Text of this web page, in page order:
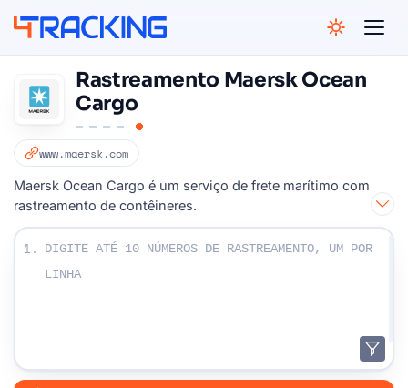
Rastreamento Maersk Ocean
Cargo
www.maersk.com
Maersk Ocean Cargo é um serviço de frete marítimo com
rastreamento de contêineres.
Digite seus números de rastreamento:
1.